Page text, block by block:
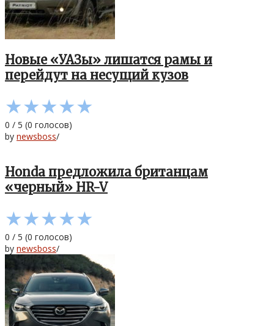
Новые «УАЗы» лишатся рамы и
перейдут на несущий кузов
★★★★★
0 / 5 (0 голосов)
by newsboss/
Honda предложила британцам
«черный» HR-V
★★★★★
0 / 5 (0 голосов)
by newsboss/